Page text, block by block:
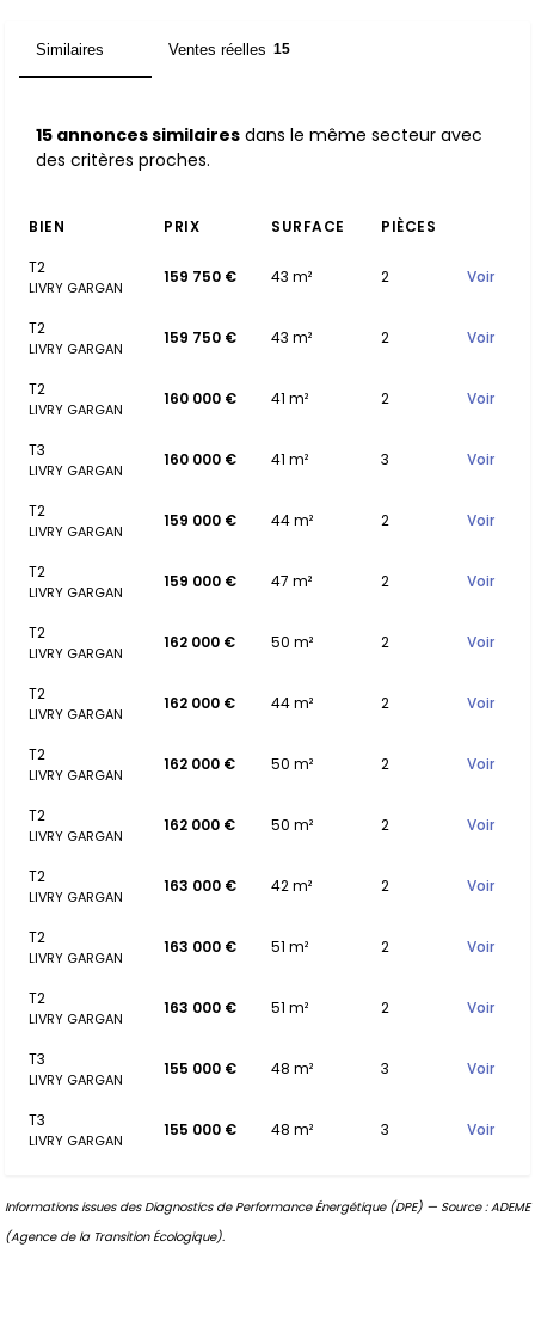
Similaires Ventes réelles 15
15 annonces similaires dans le même secteur avec
des critères proches.
BIEN PRIX SURFACE
PIÈCES
T2
LIVRY GARGAN
159 750 € 43 m² 2 Voir
T2
LIVRY GARGAN
159 750 € 43 m² 2 Voir
T2
LIVRY GARGAN
160 000 € 41 m² 2 Voir
T3
LIVRY GARGAN
160 000 € 41 m² 3 Voir
T2
LIVRY GARGAN
159 000 € 44 m² 2 Voir
T2
LIVRY GARGAN
159 000 € 47 m² 2 Voir
T2
LIVRY GARGAN
162 000 € 50 m² 2 Voir
T2
LIVRY GARGAN
162 000 € 44 m² 2 Voir
T2
LIVRY GARGAN
162 000 € 50 m² 2 Voir
T2
LIVRY GARGAN
162 000 € 50 m² 2 Voir
T2
LIVRY GARGAN
163 000 € 42 m² 2 Voir
T2
LIVRY GARGAN
163 000 € 51 m² 2 Voir
T2
LIVRY GARGAN
163 000 € 51 m² 2 Voir
T3
LIVRY GARGAN
155 000 € 48 m² 3 Voir
T3
LIVRY GARGAN
155 000 € 48 m² 3 Voir
Informations issues des Diagnostics de Performance Énergétique (DPE) — Source : ADEME
(Agence de la Transition Écologique).